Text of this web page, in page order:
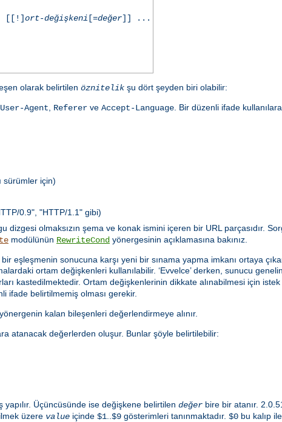
[[!]ort-değişkeni [=değer]] ...
olarak belirtilen öznitelik şu dört şeyden biri olabilir:
User-Agent Referer ve Accept-Language . Bir düzenli ifade
sürümler için)
0.9", "HTTP/1.1" gibi)
dizgesi olmaksızın şema ve konak ismini içeren bir URL parçasıdır.
modülünün RewriteCond yönergesinin açıklamasına bakınız.
eşleşmenin sonucuna karşı yeni bir sınama yapma imkanı ortaya
ortam değişkenleri kullanılabilir. ‘Evvelce’ derken, sunucu
kastedilmektedir. Ortam değişkenlerinin dikkate alınabilmesi için istek
ifade belirtilmemiş olması gerekir.
kalan bileşenleri değerlendirmeye alınır.
atanacak değerlerden oluşur. Bunlar şöyle belirtilebilir:
Üçüncüsünde ise değişkene belirtilen değer bire bir atanır.
üzere value içinde $1 $9 gösterimleri tanınmaktadır. $0 bu kalıp